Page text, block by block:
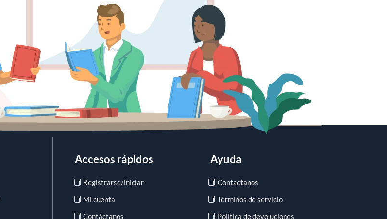
Accesos rápidos
Registrarse/iniciar
Mi cuenta
Contáctanos
Ayuda
Contactanos
Términos de servicio
Política de devoluciones